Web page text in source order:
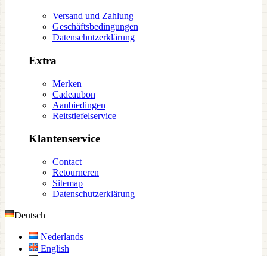
Versand und Zahlung
Geschäftsbedingungen
Datenschutzerklärung
Extra
Merken
Cadeaubon
Aanbiedingen
Reitstiefelservice
Klantenservice
Contact
Retourneren
Sitemap
Datenschutzerklärung
Deutsch
Nederlands
English